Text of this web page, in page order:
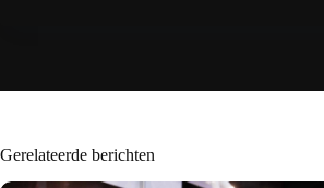
Gerelateerde berichten